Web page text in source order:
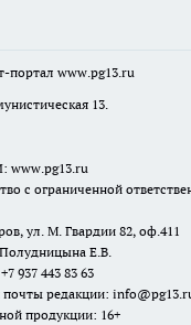
портал www.pg13.ru
13.
www.pg13.ru
с ограниченной
ул. М. Гвардии 82, оф.411
Е.В.
937 443 83 63
почты редакции:
продукции: 16+